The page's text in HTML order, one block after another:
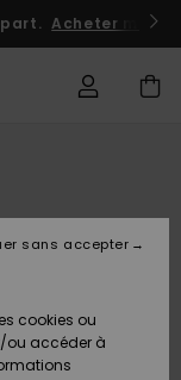
Acheter
cookies ou
ou accéder à
sans accepter